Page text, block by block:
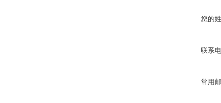
您的
联系
常用